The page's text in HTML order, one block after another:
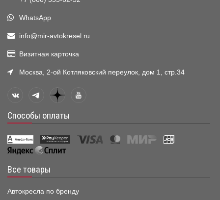
WhatsApp
info@mir-avtokresel.ru
Визитная карточка
Москва, 2-ой Котляковский переулок, дом 1, стр.34
Способы оплаты
Все товары
Автокресла по бренду